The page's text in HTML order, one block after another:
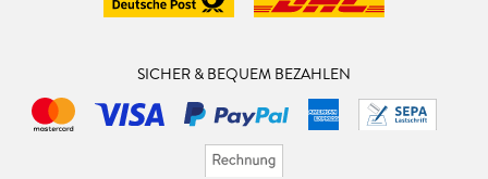
SICHER & BEQUEM BEZAHLEN